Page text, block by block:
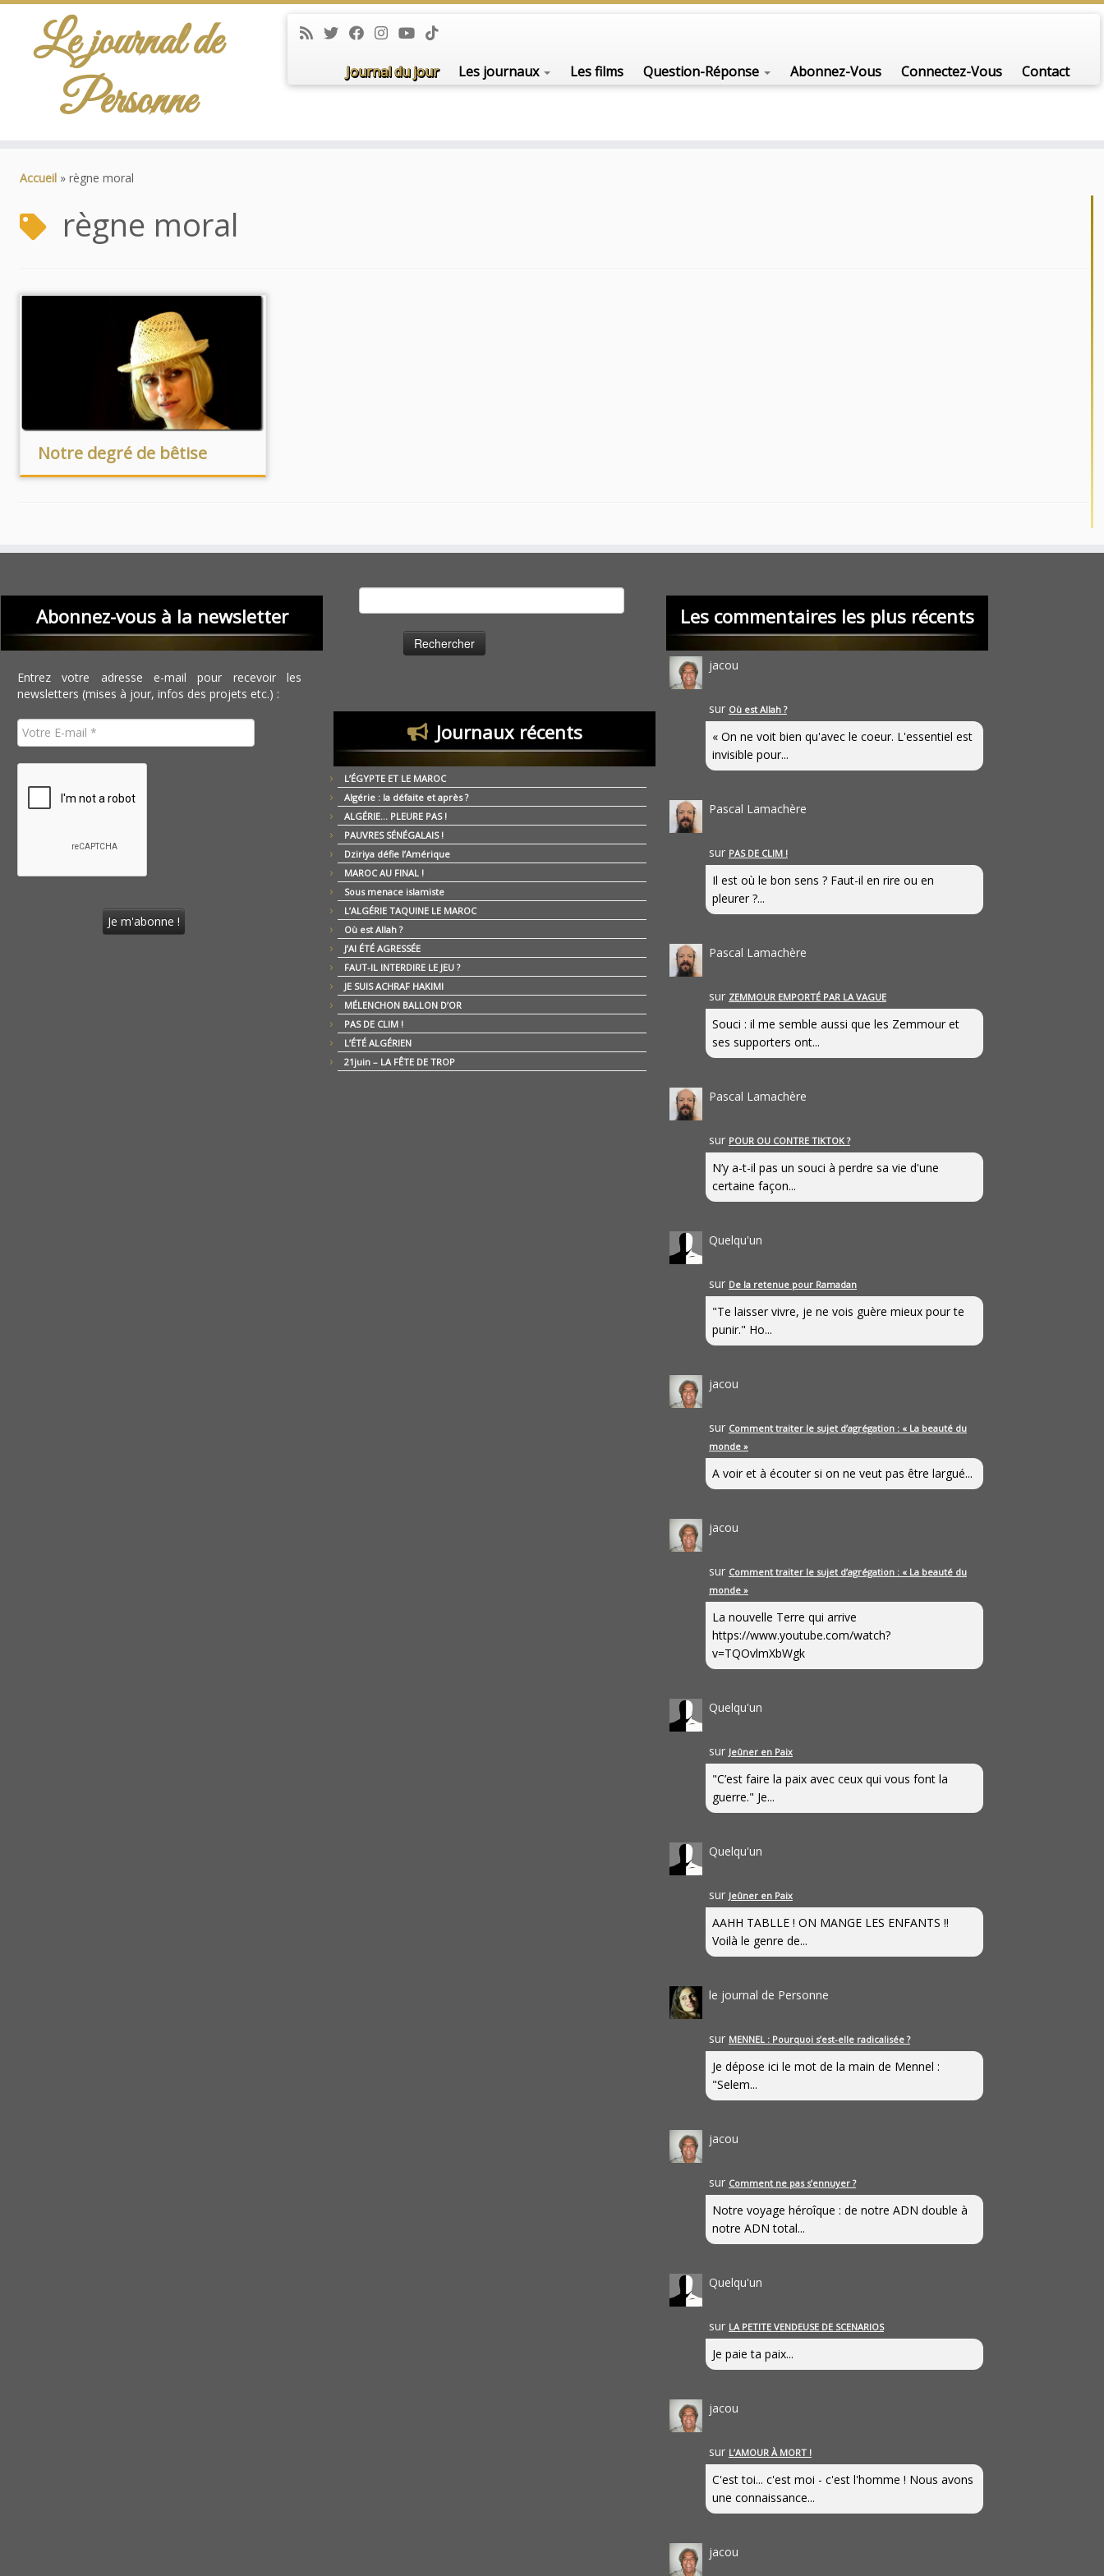
Le journal de
Personne
Journal du jour Les journaux Les films Question-Réponse Abonnez-Vous Connectez-Vous Contact
Accueil » règne moral
règne moral
Notre degré de bêtise
Abonnez-vous à la newsletter
Entrez votre adresse e-mail pour recevoir les
newsletters (mises à jour, infos des projets etc.) :
Journaux récents
L’ÉGYPTE ET LE MAROC
Algérie : la défaite et après ?
ALGÉRIE… PLEURE PAS !
PAUVRES SÉNÉGALAIS !
Dziriya défie l’Amérique
MAROC AU FINAL !
Sous menace islamiste
L’ALGÉRIE TAQUINE LE MAROC
Où est Allah ?
J’AI ÉTÉ AGRESSÉE
FAUT-IL INTERDIRE LE JEU ?
JE SUIS ACHRAF HAKIMI
MÉLENCHON BALLON D’OR
PAS DE CLIM !
L’ÉTÉ ALGÉRIEN
21juin – LA FÊTE DE TROP
Les commentaires les plus récents
jacou
sur Où est Allah ?
« On ne voit bien qu'avec le coeur. L'essentiel est
invisible pour...
Pascal Lamachère
sur PAS DE CLIM !
Il est où le bon sens ? Faut-il en rire ou en
pleurer ?...
Pascal Lamachère
sur ZEMMOUR EMPORTÉ PAR LA VAGUE
Souci : il me semble aussi que les Zemmour et
ses supporters ont...
Pascal Lamachère
sur POUR OU CONTRE TIKTOK ?
N’y a-t-il pas un souci à perdre sa vie d'une
certaine façon...
Quelqu'un
sur De la retenue pour Ramadan
"Te laisser vivre, je ne vois guère mieux pour te
punir." Ho...
jacou
sur Comment traiter le sujet d’agrégation : « La beauté du
monde »
A voir et à écouter si on ne veut pas être largué...
jacou
sur Comment traiter le sujet d’agrégation : « La beauté du
monde »
La nouvelle Terre qui arrive
https://www.youtube.com/watch?
v=TQOvlmXbWgk
Quelqu'un
sur Jeûner en Paix
"C’est faire la paix avec ceux qui vous font la
guerre." Je...
Quelqu'un
sur Jeûner en Paix
AAHH TABLLE ! ON MANGE LES ENFANTS !!
Voilà le genre de...
le journal de Personne
sur MENNEL : Pourquoi s’est-elle radicalisée ?
Je dépose ici le mot de la main de Mennel :
"Selem...
jacou
sur Comment ne pas s’ennuyer ?
Notre voyage héroîque : de notre ADN double à
notre ADN total...
Quelqu'un
sur LA PETITE VENDEUSE DE SCENARIOS
Je paie ta paix...
jacou
sur L’AMOUR À MORT !
C'est toi... c'est moi - c'est l'homme ! Nous avons
une connaissance...
jacou